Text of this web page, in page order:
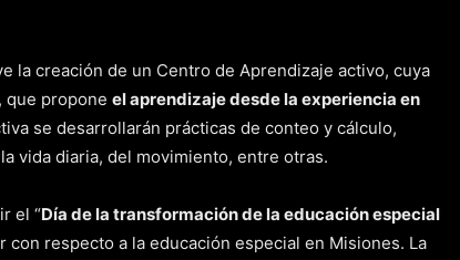
la creación de un Centro de Aprendizaje activo, cuya
que propone el aprendizaje desde la experiencia en
se desarrollarán prácticas de conteo y cálculo,
vida diaria, del movimiento, entre otras.
el “Día de la transformación de la educación especial
con respecto a la educación especial en Misiones. La